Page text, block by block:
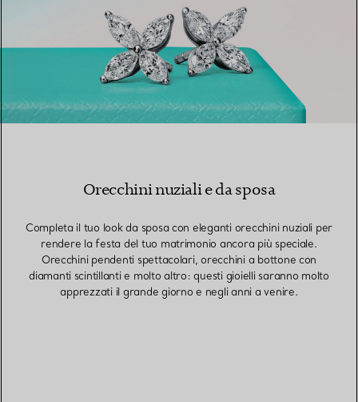
Orecchini nuziali e da sposa
Completa il tuo look da sposa con eleganti orecchini nuziali per
rendere la festa del tuo matrimonio ancora più speciale.
Orecchini pendenti spettacolari, orecchini a bottone con
diamanti scintillanti e molto altro: questi gioielli saranno molto
apprezzati il grande giorno e negli anni a venire.